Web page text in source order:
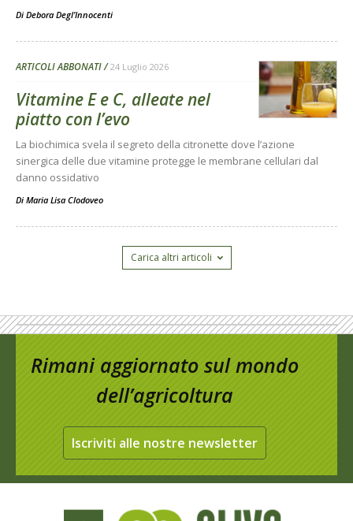
Di Debora Degl’Innocenti
ARTICOLI ABBONATI 24 Luglio 2026
Vitamine E e C, alleate nel
piatto con l’evo
La biochimica svela il segreto della citronette dove l’azione
sinergica delle due vitamine protegge le membrane cellulari dal
danno ossidativo
Di Maria Lisa Clodoveo
Carica altri articoli
Rimani aggiornato sul mondo
dell’agricoltura
Iscriviti alle nostre newsletter